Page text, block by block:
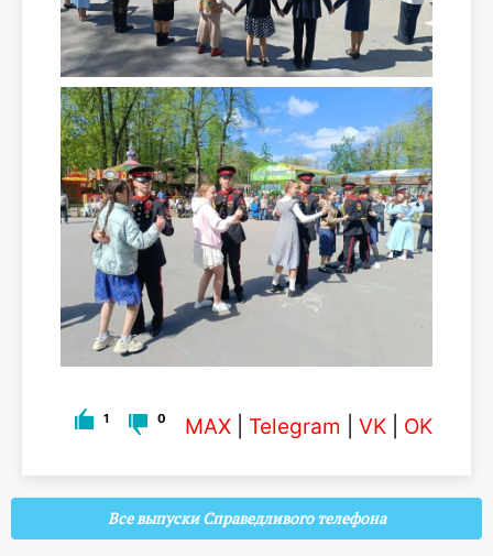
1 0 MAX Telegram VK OK
Все выпуски Справедливого телефона